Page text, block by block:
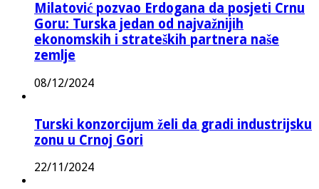
Milatović pozvao Erdogana da posjeti Crnu
Goru: Turska jedan od najvažnijih
ekonomskih i strateških partnera naše
zemlje
08/12/2024
Turski konzorcijum želi da gradi industrijsku
zonu u Crnoj Gori
22/11/2024